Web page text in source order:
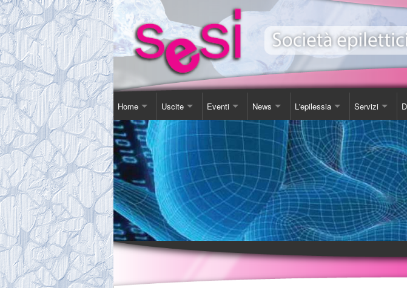
Home
Contatti
Chi Siamo
Comitato
Tassa Sociale
Statuto
Uscite
Corso Soggiorno
Gita Autunnale
Incontri in Piscina
Altro
Eventi
Giornata Inter-Nazionale Epilessia
Corsi e conferenze
Video Presentazione EeXpPiO
Sensibilizzazione
Teatro
News
Comunicazioni
Agenda
Esposizione sull'epilessia
Novita'
L'epilessia
Come Comportarsi
Servizi
Consulenza
Luoghi
Biblioteca
Videoteca
Carta SOS